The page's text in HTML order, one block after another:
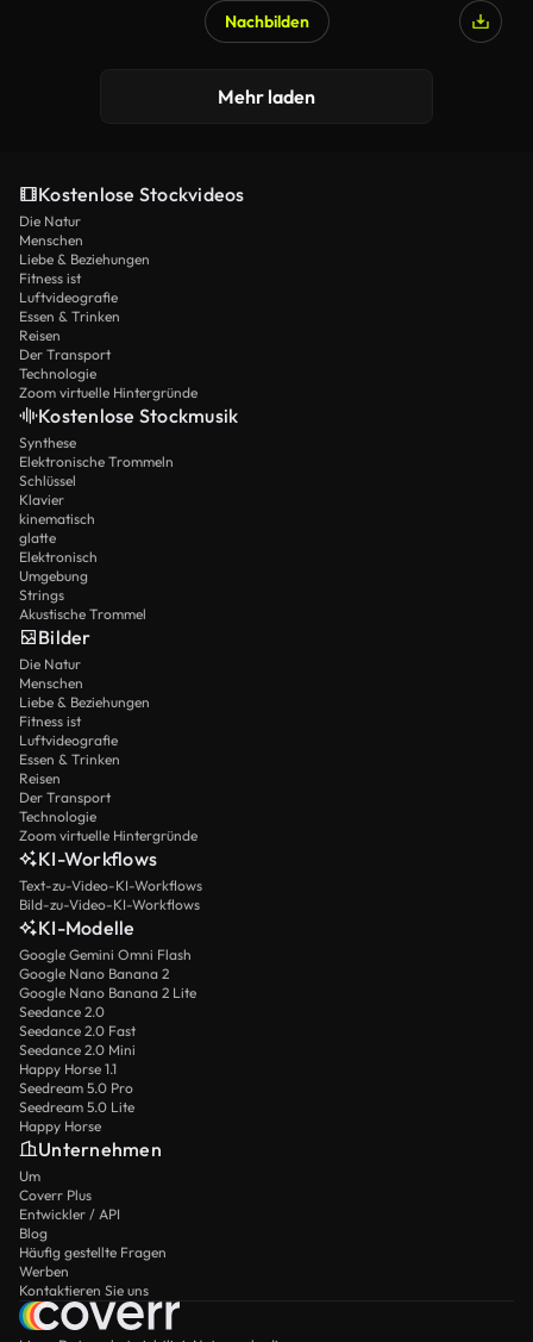
Nachbilden
Mehr laden
Kostenlose Stockvideos
Die Natur
Menschen
Liebe & Beziehungen
Fitness ist
Luftvideografie
Essen & Trinken
Reisen
Der Transport
Technologie
Zoom virtuelle Hintergründe
Kostenlose Stockmusik
Synthese
Elektronische Trommeln
Schlüssel
Klavier
kinematisch
glatte
Elektronisch
Umgebung
Strings
Akustische Trommel
Bilder
Die Natur
Menschen
Liebe & Beziehungen
Fitness ist
Luftvideografie
Essen & Trinken
Reisen
Der Transport
Technologie
Zoom virtuelle Hintergründe
KI-Workflows
Text-zu-Video-KI-Workflows
Bild-zu-Video-KI-Workflows
KI-Modelle
Google Gemini Omni Flash
Google Nano Banana 2
Google Nano Banana 2 Lite
Seedance 2.0
Seedance 2.0 Fast
Seedance 2.0 Mini
Happy Horse 1.1
Seedream 5.0 Pro
Seedream 5.0 Lite
Happy Horse
Unternehmen
Um
Coverr Plus
Entwickler / API
Blog
Häufig gestellte Fragen
Werben
Kontaktieren Sie uns